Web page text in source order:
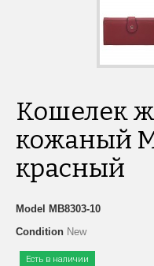
Кошелек
кожаный
красный
Model
MB8303-10
Condition New
Есть в наличии